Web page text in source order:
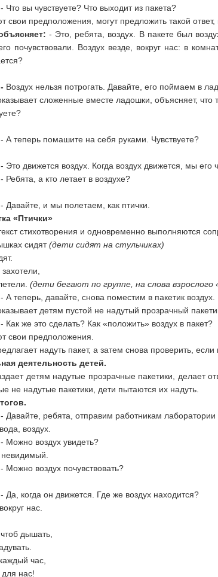
- Что вы чувствуете? Что выходит из пакета?
свои предположения, могут предложить такой ответ,
- Это, ребята, воздух. В пакете был
почувствовали. Воздух везде, вокруг нас: в
Воздух нельзя потрогать. Давайте, его поймаем в
сложенные вместе ладошки, объясняет, что
- А теперь помашите на себя руками. Чувствуете?
- Это движется воздух. Когда воздух движется, мы его
- Ребята, а кто летает в воздухе?
- Давайте, и мы полетаем, как птички.
«Птички»
стихотворения и одновременно выполняются
сидят(дети сидят на стульчиках)
(дети бегают по группе, на слова
- А теперь, давайте, снова поместим в пакетик воздух.
детям пустой не надутый прозрачный
- Как же это сделать? Как «положить» воздух в пакет?
свои предположения.
надуть пакет, а затем снова проверить, если
деятельность детей.
детям надутые прозрачные пакетики, делает
не надутые пакетики, дети пытаются их надуть.
- Давайте, ребята, отправим работникам
воздух.
- Можно воздух увидеть?
- Можно воздух почувствовать?
- Да, когда он движется. Где же воздух находится?
нас.
дышать,
час,
нас!